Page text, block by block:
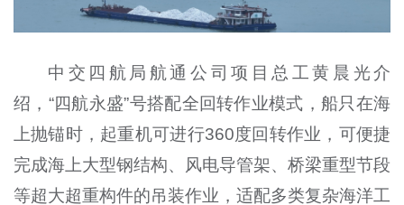
中交四航局航通公司项目总工黄晨光介
绍，“四航永盛”号搭配全回转作业模式，船只在海
上抛锚时，起重机可进行360度回转作业，可便捷
完成海上大型钢结构、风电导管架、桥梁重型节段
等超大超重构件的吊装作业，适配多类复杂海洋工